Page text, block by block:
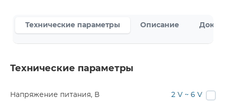
Технические параметры Описание
Технические параметры
Напряжение питания, В 2 V ~ 6 V